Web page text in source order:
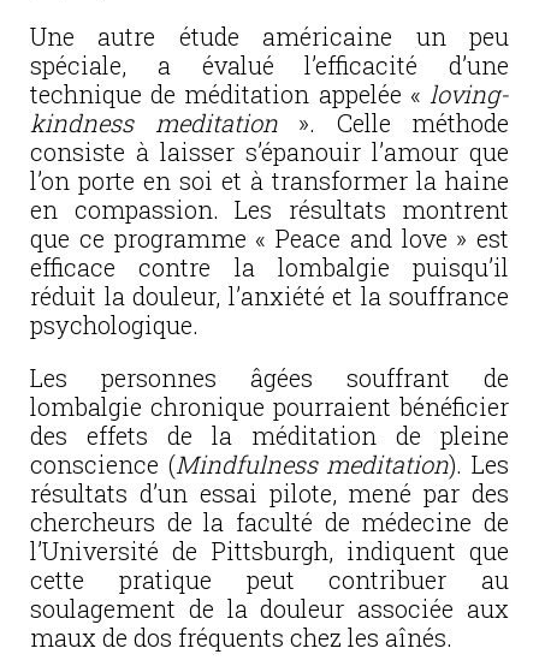
Une autre étude américaine un peu
spéciale, a évalué l’efficacité d’une
technique de méditation appelée « loving-
kindness meditation». Celle méthode
consiste à laisser s’épanouir l’amour que
l’on porte en soi et à transformer la haine
en compassion. Les résultats montrent
que ce programme « Peace and love » est
efficace contre la lombalgie puisqu’il
réduit la douleur, l’anxiété et la souffrance
psychologique.
Les personnes âgées souffrant de
lombalgie chronique pourraient bénéficier
des effets de la méditation de pleine
conscience (Mindfulness meditation). Les
résultats d’un essai pilote, mené par des
chercheurs de la faculté de médecine de
l’Université de Pittsburgh, indiquent que
cette pratique peut contribuer au
soulagement de la douleur associée aux
maux de dos fréquents chez les aînés.